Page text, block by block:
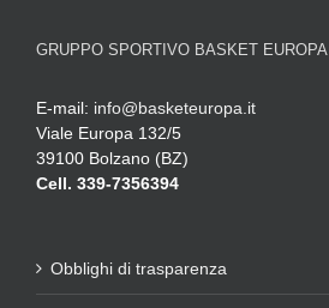
GRUPPO SPORTIVO BASKET EUROPA
E-mail: info@basketeuropa.it
Viale Europa 132/5
39100 Bolzano (BZ)
Cell. 339-7356394
Obblighi di trasparenza